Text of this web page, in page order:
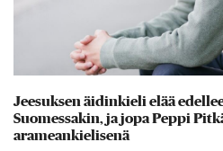
Jeesuksen äidinkieli elää
Suomessakin, ja jopa Peppi
arameankielisenä